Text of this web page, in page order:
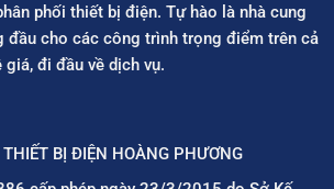
phối thiết bị điện. Tự hào là nhà cung
đầu cho các công trình trọng điểm trên cả
đi đầu về dịch vụ.
BỊ ĐIỆN HOÀNG PHƯƠNG